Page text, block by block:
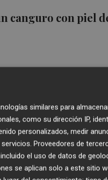
canguro con piel
generaciones
especie
similares para
como su dirección IP,
personalizados, medir
Proveedores de
el uso de datos de
se aplican solo a este sitio